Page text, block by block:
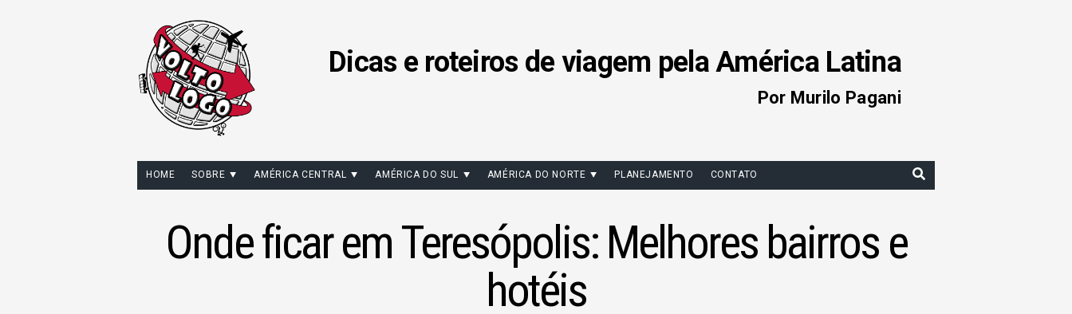
Dicas e roteiros de viagem pela América Latina
Por Murilo Pagani
HOME SOBRE AMÉRICA CENTRAL AMÉRICA DO SUL AMÉRICA DO NORTE PLANEJAMENTO CONTATO
Onde ficar em Teresópolis: Melhores bairros e
hotéis